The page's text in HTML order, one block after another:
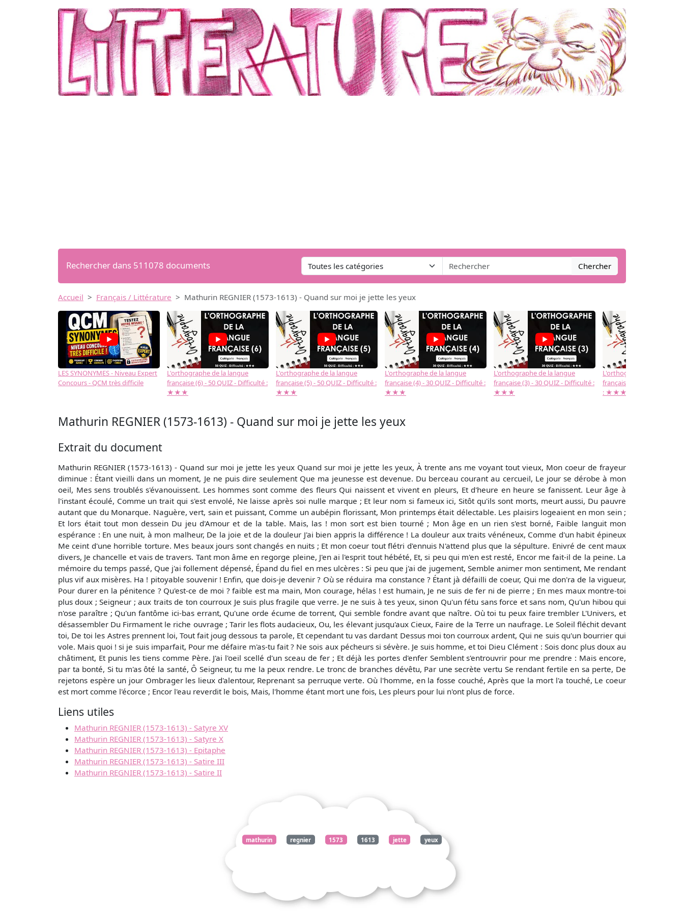
Rechercher dans 511078 documents Chercher
Accueil Français / Littérature Mathurin REGNIER (1573-1613) - Quand sur moi je jette les yeux
LES SYNONYMES - Niveau Expert
Concours - QCM très difficile
L'orthographe de la langue
française (6) - 50 QUIZ - Difficulté :
★★★
L'orthographe de la langue
française (5) - 50 QUIZ - Difficulté :
★★★
L'orthographe de la langue
française (4) - 30 QUIZ - Difficulté :
★★★
L'orthographe de la langue
française (3) - 30 QUIZ - Difficulté :
★★★
L'orthographe de la langue
française (2) -( 20 QUIZ -
: ★★★
→
Mathurin REGNIER (1573-1613) - Quand sur moi je jette les yeux
Extrait du document
Mathurin REGNIER (1573-1613) - Quand sur moi je jette les yeux Quand sur moi je jette les yeux, À trente ans me voyant tout vieux, Mon coeur de frayeur
diminue : Étant vieilli dans un moment, Je ne puis dire seulement Que ma jeunesse est devenue. Du berceau courant au cercueil, Le jour se dérobe à mon
oeil, Mes sens troublés s'évanouissent. Les hommes sont comme des fleurs Qui naissent et vivent en pleurs, Et d'heure en heure se fanissent. Leur âge à
l'instant écoulé, Comme un trait qui s'est envolé, Ne laisse après soi nulle marque ; Et leur nom si fameux ici, Sitôt qu'ils sont morts, meurt aussi, Du pauvre
autant que du Monarque. Naguère, vert, sain et puissant, Comme un aubépin florissant, Mon printemps était délectable. Les plaisirs logeaient en mon sein ;
Et lors était tout mon dessein Du jeu d'Amour et de la table. Mais, las ! mon sort est bien tourné ; Mon âge en un rien s'est borné, Faible languit mon
espérance : En une nuit, à mon malheur, De la joie et de la douleur J'ai bien appris la différence ! La douleur aux traits vénéneux, Comme d'un habit épineux
Me ceint d'une horrible torture. Mes beaux jours sont changés en nuits ; Et mon coeur tout flétri d'ennuis N'attend plus que la sépulture. Enivré de cent maux
divers, Je chancelle et vais de travers. Tant mon âme en regorge pleine, J'en ai l'esprit tout hébété, Et, si peu qui m'en est resté, Encor me fait-il de la peine. La
mémoire du temps passé, Que j'ai follement dépensé, Épand du fiel en mes ulcères : Si peu que j'ai de jugement, Semble animer mon sentiment, Me rendant
plus vif aux misères. Ha ! pitoyable souvenir ! Enfin, que dois-je devenir ? Où se réduira ma constance ? Étant jà défailli de coeur, Qui me don'ra de la vigueur,
Pour durer en la pénitence ? Qu'est-ce de moi ? faible est ma main, Mon courage, hélas ! est humain, Je ne suis de fer ni de pierre ; En mes maux montre-toi
plus doux ; Seigneur ; aux traits de ton courroux Je suis plus fragile que verre. Je ne suis à tes yeux, sinon Qu'un fétu sans force et sans nom, Qu'un hibou qui
n'ose paraître ; Qu'un fantôme ici-bas errant, Qu'une orde écume de torrent, Qui semble fondre avant que naître. Où toi tu peux faire trembler L'Univers, et
désassembler Du Firmament le riche ouvrage ; Tarir les flots audacieux, Ou, les élevant jusqu'aux Cieux, Faire de la Terre un naufrage. Le Soleil fléchit devant
toi, De toi les Astres prennent loi, Tout fait joug dessous ta parole, Et cependant tu vas dardant Dessus moi ton courroux ardent, Qui ne suis qu'un bourrier qui
vole. Mais quoi ! si je suis imparfait, Pour me défaire m'as-tu fait ? Ne sois aux pécheurs si sévère. Je suis homme, et toi Dieu Clément : Sois donc plus doux au
châtiment, Et punis les tiens comme Père. J'ai l'oeil scellé d'un sceau de fer ; Et déjà les portes d'enfer Semblent s'entrouvrir pour me prendre : Mais encore,
par ta bonté, Si tu m'as ôté la santé, Ô Seigneur, tu me la peux rendre. Le tronc de branches dévêtu, Par une secrète vertu Se rendant fertile en sa perte, De
rejetons espère un jour Ombrager les lieux d'alentour, Reprenant sa perruque verte. Où l'homme, en la fosse couché, Après que la mort l'a touché, Le coeur
est mort comme l'écorce ; Encor l'eau reverdit le bois, Mais, l'homme étant mort une fois, Les pleurs pour lui n'ont plus de force.
Liens utiles
Mathurin REGNIER (1573-1613) - Satyre XV
Mathurin REGNIER (1573-1613) - Satyre X
Mathurin REGNIER (1573-1613) - Epitaphe
Mathurin REGNIER (1573-1613) - Satire III
Mathurin REGNIER (1573-1613) - Satire II
mathurin regnier 1573 1613 jette yeux